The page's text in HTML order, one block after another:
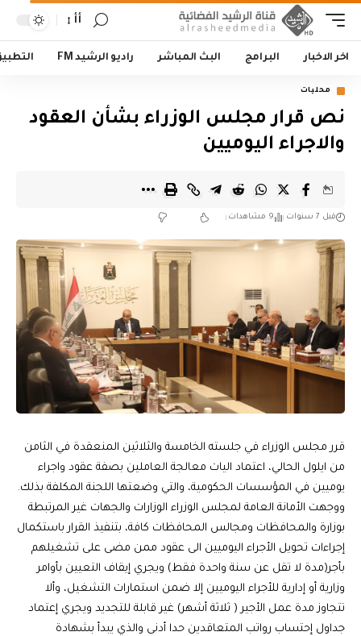
أأ
اخر الاخبار البرامج البث المباشر راديو الرشيد FM
محليات
نص قرار مجلس الوزراء بشأن العقود
والاجراء اليوميين
قبل 7 سنوات 9 مشاهدات
قرر مجلس الوزراء في جلسته الخامسة والثلاثين المنعقدة في الثامن
من ايلول الحالي، اعتماد اليات معالجة العاملين بصفة عقود واجراء
يوميين في المؤسسات الحكومية، والتي وضعتها اللجنة المكلفة بذلك.
ووجهت الأمانة العامة ل‍مجلس الوزراء الوزارات والجهات غير المرتبطة
بوزارة والمحافظات ومجالس المحافظات كافة، بتنفيذ القرار باستكمال
إجراءات تحويل الأجراء اليوميين الى عقود ممن مضى على تشغيلهم
بأجر(مدة لا تقل عن سنة واحدة فقط) ويجري إيقاف التعيين بأوامر
وزارية أو إدارية للأجراء اليوميين إلا ضمن استمارات التشغيل، وألا
تتجاوز مدة عمل الأجير ( ثلاثة أشهر) غير قابلة للتجديد ويجري إعتماد
جداول إحتساب رواتب المتعاقدين حدا أدنى والذي يبدأ بشهادة